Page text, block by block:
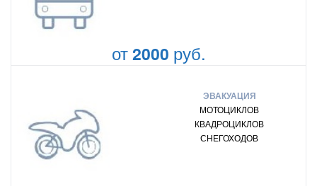
от2000 руб.
ЭВАКУАЦИЯ
МОТОЦИКЛОВ
КВАДРОЦИКЛОВ
СНЕГОХОДОВ